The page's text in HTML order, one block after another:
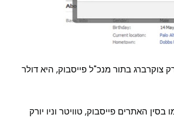
צוקרברג בתור מנכ"ל פייסבוק, היא דולר
2009 נחסמו בסין האתרים פייסבוק, טוויטר וניו יורק